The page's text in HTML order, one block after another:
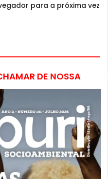
para a próxima vez
DE NOSSA